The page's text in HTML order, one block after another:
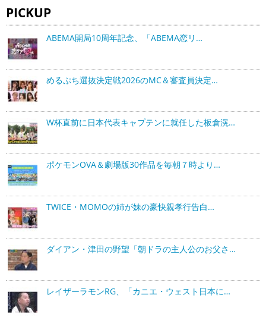
PICKUP
ABEMA開局10周年記念、「ABEMA恋リ…
めるぷち選抜決定戦2026のMC＆審査員決定…
W杯直前に日本代表キャプテンに就任した板倉滉…
ポケモンOVA＆劇場版30作品を毎朝７時より…
TWICE・MOMOの姉が妹の豪快親孝行告白…
ダイアン・津田の野望「朝ドラの主人公のお父さ…
レイザーラモンRG、「カニエ・ウェスト日本に…